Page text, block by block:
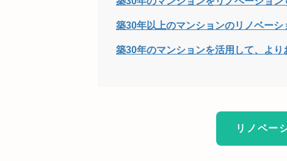
築30年以上のマンションのリノベーシ
築30年のマンションを活用して、よ
リノベー